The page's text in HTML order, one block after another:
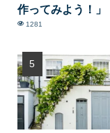
作ってみよう！」
1281